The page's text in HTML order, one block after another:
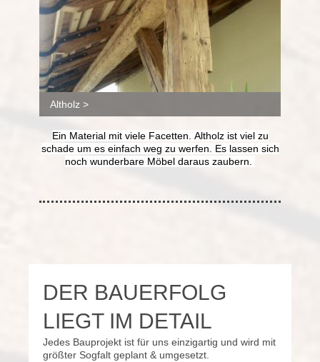
Altholz >
Ein Material mit viele Facetten. Altholz ist viel zu
schade um es einfach weg zu werfen. Es lassen sich
noch wunderbare Möbel daraus zaubern.
DER BAUERFOLG
LIEGT IM DETAIL
Jedes Bauprojekt ist für uns einzigartig und wird mit
größter Sogfalt geplant & umgesetzt.